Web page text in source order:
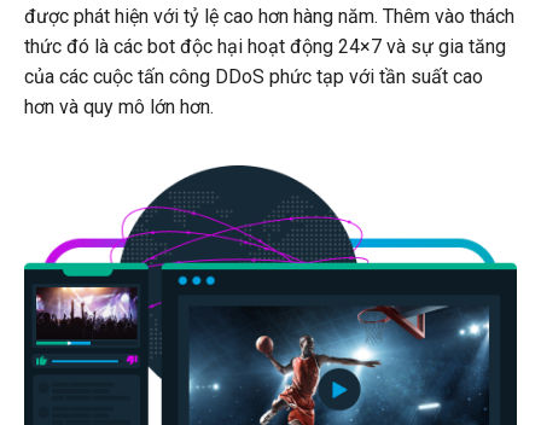
được phát hiện với tỷ lệ cao hơn hàng năm. Thêm vào thách
thức đó là các bot độc hại hoạt động 24×7 và sự gia tăng
của các cuộc tấn công DDoS phức tạp với tần suất cao
hơn và quy mô lớn hơn.